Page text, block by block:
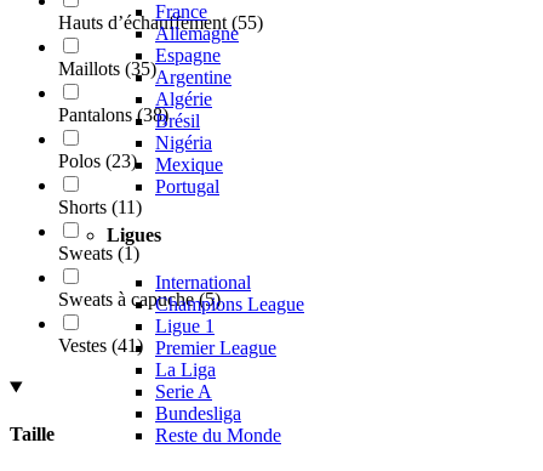
France
Allemagne
Espagne
Argentine
Algérie
Brésil
Nigéria
Mexique
Portugal
Ligues
International
Champions League
Ligue 1
Premier League
La Liga
Serie A
Bundesliga
Reste du Monde
Hauts d’échauffement (55)
Maillots (35)
Pantalons (38)
Polos (23)
Shorts (11)
Sweats (1)
Sweats à capuche (5)
Vestes (41)
Taille